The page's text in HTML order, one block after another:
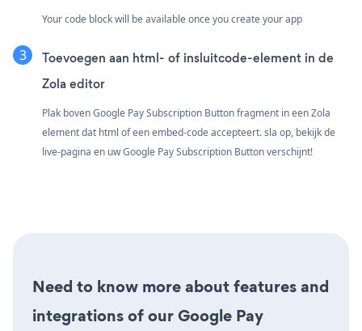
Your code block will be available once you create your app
Toevoegen aan html- of insluitcode-element in de
Zola editor
Plak boven Google Pay Subscription Button fragment in een Zola
element dat html of een embed-code accepteert. sla op, bekijk de
live-pagina en uw Google Pay Subscription Button verschijnt!
Need to know more about features and
integrations of our Google Pay